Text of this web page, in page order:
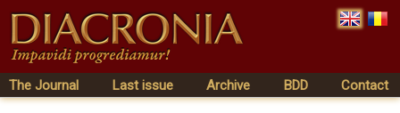
The Journal Last issue Archive BDD Contact